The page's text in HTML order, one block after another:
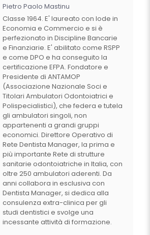
Pietro Paolo Mastinu
Classe 1964. E' laureato con lode in
Economia e Commercio e si è
perfezionato in Discipline Bancarie
e Finanziarie. E' abilitato come RSPP
e come DPO e ha conseguito la
certificazione EFPA. Fondatore e
Presidente di ANTAMOP
(Associazione Nazionale Soci e
Titolari Ambulatori Odontoiatrici e
Polispecialistici), che federa e tutela
gli ambulatori singoli, non
appartenenti a grandi gruppi
economici. Direttore Operativo di
Rete Dentista Manager, la prima e
più importante Rete di strutture
sanitarie odontoiatriche in Italia, con
oltre 250 ambulatori aderenti. Da
anni collabora in esclusiva con
Dentista Manager, si dedica alla
consulenza extra-clinica per gli
studi dentistici e svolge una
incessante attività di formazione.